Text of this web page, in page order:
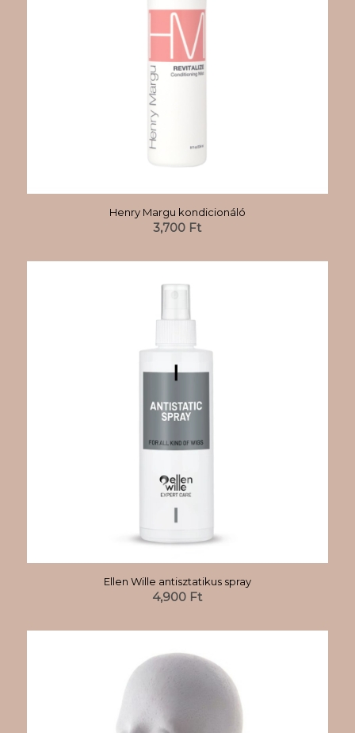
Henry Margu kondicionáló
3,700 Ft
Ellen Wille antisztatikus spray
4,900 Ft